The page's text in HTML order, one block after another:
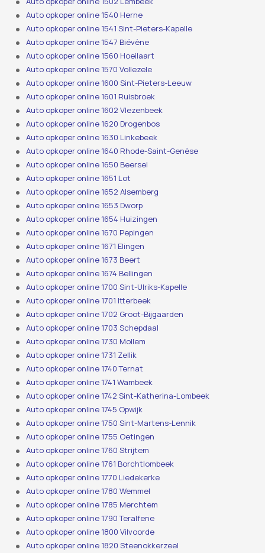
Auto opkoper online 1540 Herne
Auto opkoper online 1541 Sint-Pieters-Kapelle
Auto opkoper online 1547 Biévène
Auto opkoper online 1560 Hoeilaart
Auto opkoper online 1570 Vollezele
Auto opkoper online 1600 Sint-Pieters-Leeuw
Auto opkoper online 1601 Ruisbroek
Auto opkoper online 1602 Vlezenbeek
Auto opkoper online 1620 Drogenbos
Auto opkoper online 1630 Linkebeek
Auto opkoper online 1640 Rhode-Saint-Genèse
Auto opkoper online 1650 Beersel
Auto opkoper online 1651 Lot
Auto opkoper online 1652 Alsemberg
Auto opkoper online 1653 Dworp
Auto opkoper online 1654 Huizingen
Auto opkoper online 1670 Pepingen
Auto opkoper online 1671 Elingen
Auto opkoper online 1673 Beert
Auto opkoper online 1674 Bellingen
Auto opkoper online 1700 Sint-Ulriks-Kapelle
Auto opkoper online 1701 Itterbeek
Auto opkoper online 1702 Groot-Bijgaarden
Auto opkoper online 1703 Schepdaal
Auto opkoper online 1730 Mollem
Auto opkoper online 1731 Zellik
Auto opkoper online 1740 Ternat
Auto opkoper online 1741 Wambeek
Auto opkoper online 1742 Sint-Katherina-Lombeek
Auto opkoper online 1745 Opwijk
Auto opkoper online 1750 Sint-Martens-Lennik
Auto opkoper online 1755 Oetingen
Auto opkoper online 1760 Strijtem
Auto opkoper online 1761 Borchtlombeek
Auto opkoper online 1770 Liedekerke
Auto opkoper online 1780 Wemmel
Auto opkoper online 1785 Merchtem
Auto opkoper online 1790 Teralfene
Auto opkoper online 1800 Vilvoorde
Auto opkoper online 1820 Steenokkerzeel